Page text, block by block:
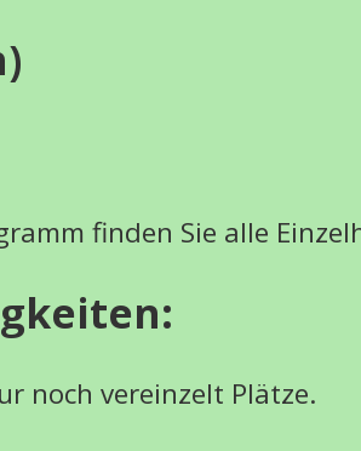
finden Sie alle
noch vereinzelt Plätze.